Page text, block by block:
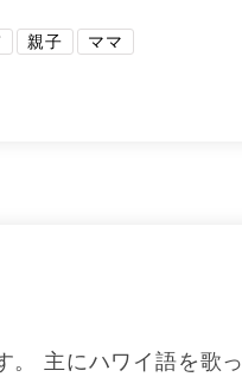
親子 ママ
。 主にハワイ語を歌っ